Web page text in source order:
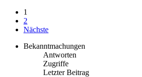
1
2
Nächste
Bekanntmachungen
Antworten
Zugriffe
Letzter Beitrag